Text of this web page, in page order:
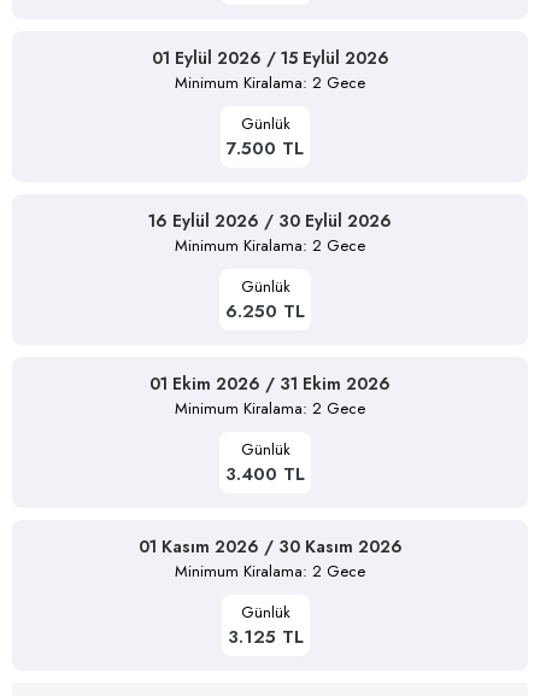
01 Eylül 2026 / 15 Eylül 2026
Minimum Kiralama: 2 Gece
Günlük
7.500 TL
16 Eylül 2026 / 30 Eylül 2026
Minimum Kiralama: 2 Gece
Günlük
6.250 TL
01 Ekim 2026 / 31 Ekim 2026
Minimum Kiralama: 2 Gece
Günlük
3.400 TL
01 Kasım 2026 / 30 Kasım 2026
Minimum Kiralama: 2 Gece
Günlük
3.125 TL